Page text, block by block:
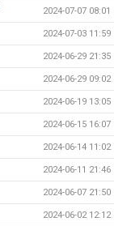
2024-07-07 08:01
2024-07-03 11:59
2024-06-29 21:35
2024-06-29 09:02
2024-06-19 13:05
2024-06-15 16:07
2024-06-14 11:02
2024-06-11 21:46
2024-06-07 21:50
2024-06-02 12:12